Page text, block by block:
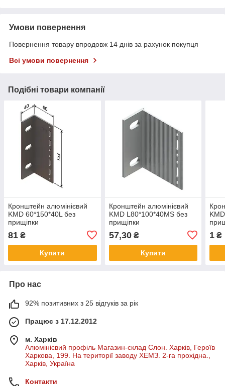
Умови повернення
Повернення товару впродовж 14 днів за рахунок покупця
Всі умови повернення
Подібні товари компанії
Кронштейн алюмінієвий
KMD 60*150*40L без
прищіпки
81 ₴
Купити
Кронштейн алюмінієвий
KMD L80*100*40МS без
прищіпки
57,30₴
Купити
1 ₴
Про нас
92% позитивних з 25 відгуків за рік
Працює з 17.12.2012
м. Харків
Алюмінієвий профіль Магазин-склад Слон. Харків, Героїв
Харкова, 199. На території заводу ХЕМЗ. 2-га прохідна.,
Харків, Україна
Контакти